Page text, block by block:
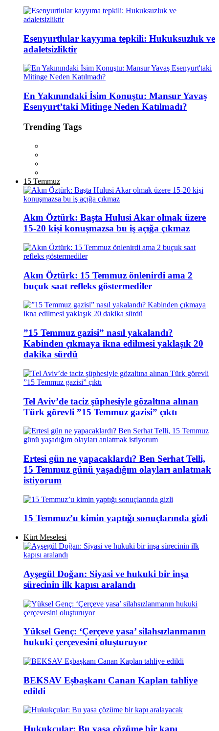
Esenyurtlular kayyıma tepkili: Hukuksuzluk ve
adaletsizliktir
En Yakınındaki İsim Konuştu: Mansur Yavaş
Esenyurt’taki Mitinge Neden Katılmadı?
Trending Tags
15 Temmuz
Akın Öztürk: Başta Hulusi Akar olmak üzere
15-20 kişi konuşmazsa bu iş açığa çıkmaz
Akın Öztürk: 15 Temmuz önlenirdi ama 2
buçuk saat refleks göstermediler
”15 Temmuz gazisi” nasıl yakalandı?
Kabinden çıkmaya ikna edilmesi yaklaşık 20
dakika sürdü
Tel Aviv’de taciz şüphesiyle gözaltına alınan
Türk görevli ”15 Temmuz gazisi” çıktı
Ertesi gün ne yapacaklardı? Ben Serhat Telli,
15 Temmuz günü yaşadığım olayları anlatmak
istiyorum
15 Temmuz’u kimin yaptığı sonuçlarında gizli
Kürt Meselesi
Ayşegül Doğan: Siyasi ve hukuki bir inşa
sürecinin ilk kapısı aralandı
Yüksel Genç: ‘Çerçeve yasa’ silahsızlanmanın
hukuki çerçevesini oluşturuyor
BEKSAV Eşbaşkanı Canan Kaplan tahliye
edildi
Hukukçular: Bu yasa çözüme bir kapı